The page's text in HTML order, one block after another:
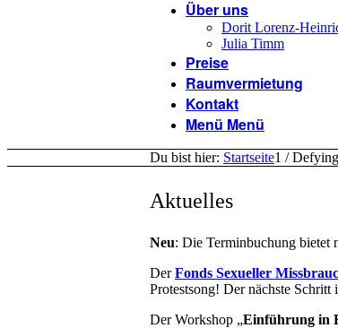
Über uns
Dorit Lorenz-
Julia Timm
Preise
Raumvermietung
Kontakt
Menü Menü
Du bist hier: Startseite1 / Defying
Aktuelles
Neu: Die Terminbuchung bietet
Der Fonds Sexueller
Protestsong! Der nächste
Der Workshop „Einführung in